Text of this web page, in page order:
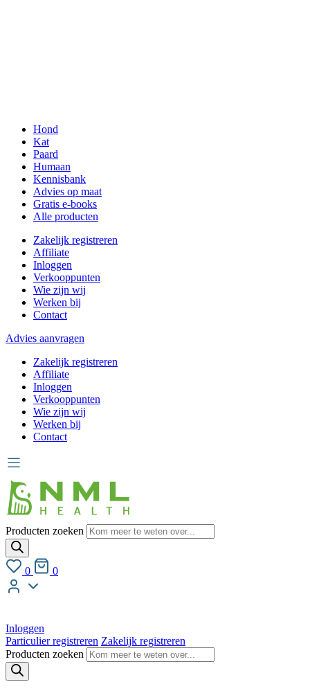
Hond
Kat
Paard
Humaan
Kennisbank
Advies op maat
Gratis e-books
Alle producten
Zakelijk registreren
Affiliate
Inloggen
Verkooppunten
Wie zijn wij
Werken bij
Contact
Advies aanvragen
Zakelijk registreren
Affiliate
Inloggen
Verkooppunten
Wie zijn wij
Werken bij
Contact
Producten zoeken
0 0
Inloggen
Particulier registreren Zakelijk registreren
Producten zoeken